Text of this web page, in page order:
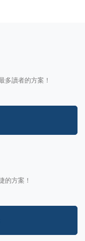
多讀者的方案！
的方案！